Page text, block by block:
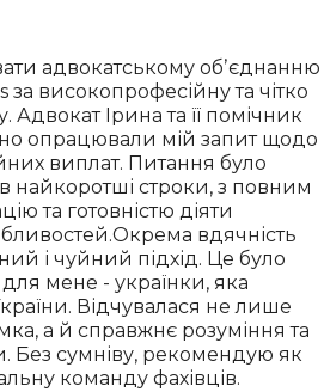
адвокатському обʼєднанню
за високопрофесійну та чітко
Адвокат Ірина та її помічник
опрацювали мій запит щодо
виплат. Питання було
в найкоротші строки, з повним
та готовністю діяти
вдячність
і чуйний підхід. Це було
мене - українки, яка
Відчувалася не лише
а й справжнє розуміння та
Без сумніву, рекомендую як
команду фахівців.